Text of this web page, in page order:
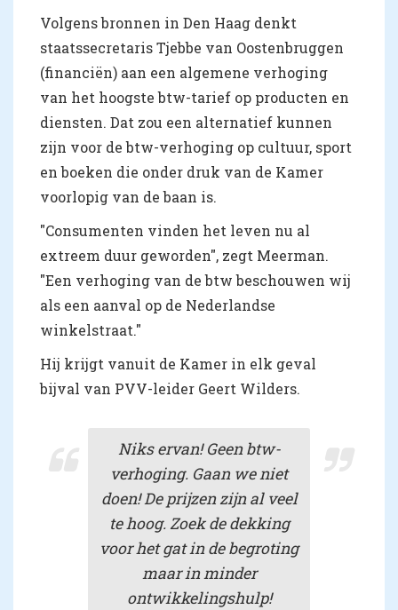
Volgens bronnen in Den Haag denkt
staatssecretaris Tjebbe van Oostenbruggen
(financiën) aan een algemene verhoging
van het hoogste btw-tarief op producten en
diensten. Dat zou een alternatief kunnen
zijn voor de btw-verhoging op cultuur, sport
en boeken die onder druk van de Kamer
voorlopig van de baan is.
"Consumenten vinden het leven nu al
extreem duur geworden", zegt Meerman.
"Een verhoging van de btw beschouwen wij
als een aanval op de Nederlandse
winkelstraat."
Hij krijgt vanuit de Kamer in elk geval
bijval van PVV-leider Geert Wilders.
Niks ervan! Geen btw-
verhoging. Gaan we niet
doen! De prijzen zijn al veel
te hoog. Zoek de dekking
voor het gat in de begroting
maar in minder
ontwikkelingshulp!